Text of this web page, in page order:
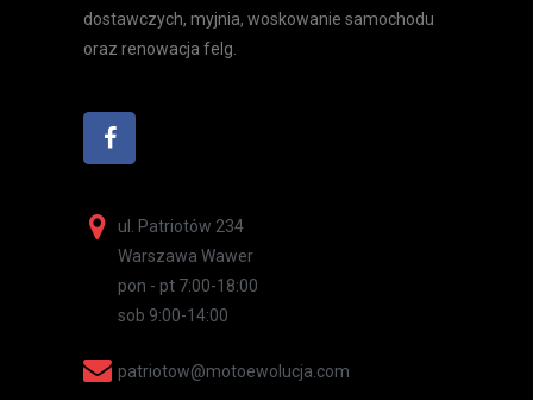
dostawczych, myjnia, woskowanie samochodu
oraz renowacja felg.
ul. Patriotów 234
Warszawa Wawer
pon - pt 7:00-18:00
sob 9:00-14:00
patriotow@motoewolucja.com